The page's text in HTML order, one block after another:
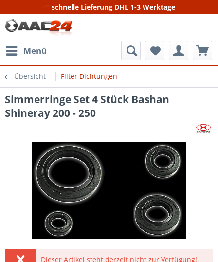
schnelle Lieferung DHL 1-3 Werktage
Menü
Übersicht Filter Dichtungen
Simmerringe Set 4 Stück Bashan
Shineray 200 - 250
Dieser Artikel steht derzeit nicht zur Verfügung!